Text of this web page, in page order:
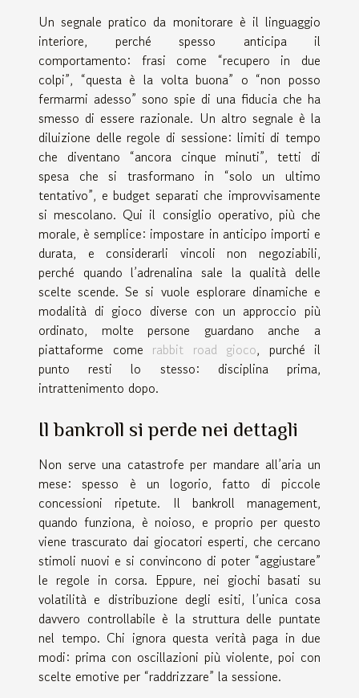
Un segnale pratico da monitorare è il linguaggio
interiore, perché spesso anticipa il
comportamento: frasi come “recupero in due
colpi”, “questa è la volta buona” o “non posso
fermarmi adesso” sono spie di una fiducia che ha
smesso di essere razionale. Un altro segnale è la
diluizione delle regole di sessione: limiti di tempo
che diventano “ancora cinque minuti”, tetti di
spesa che si trasformano in “solo un ultimo
tentativo”, e budget separati che improvvisamente
si mescolano. Qui il consiglio operativo, più che
morale, è semplice: impostare in anticipo importi e
durata, e considerarli vincoli non negoziabili,
perché quando l’adrenalina sale la qualità delle
scelte scende. Se si vuole esplorare dinamiche e
modalità di gioco diverse con un approccio più
ordinato, molte persone guardano anche a
piattaforme come rabbit road gioco, purché il
punto resti lo stesso: disciplina prima,
intrattenimento dopo.
Il bankroll si perde nei dettagli
Non serve una catastrofe per mandare all’aria un
mese: spesso è un logorio, fatto di piccole
concessioni ripetute. Il bankroll management,
quando funziona, è noioso, e proprio per questo
viene trascurato dai giocatori esperti, che cercano
stimoli nuovi e si convincono di poter “aggiustare”
le regole in corsa. Eppure, nei giochi basati su
volatilità e distribuzione degli esiti, l’unica cosa
davvero controllabile è la struttura delle puntate
nel tempo. Chi ignora questa verità paga in due
modi: prima con oscillazioni più violente, poi con
scelte emotive per “raddrizzare” la sessione.